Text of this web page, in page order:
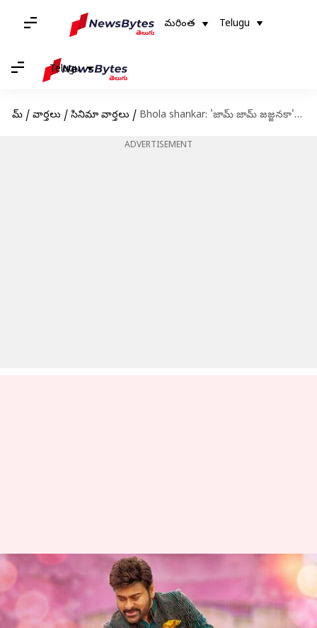
మరింత Telugu
Telugu
హోమ్ / వార్తలు / సినిమా వార్తలు / Bhola shankar: 'జామ్ జామ్ జజ్జనకా' సాంగ్ ప్రోమో విడుదల; మెగాస్టార్ ఆట అదుర్స్
ADVERTISEMENT
Bhola shankar: 'జామ్ జామ్ జజ్జనకా'
సాంగ్ ప్రోమో విడుదల; మెగాస్టార్
ఆట అదుర్స్